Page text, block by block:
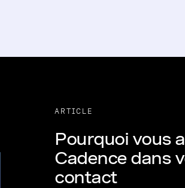
ARTICLE
Pourquoi vous
Cadence dans
contact